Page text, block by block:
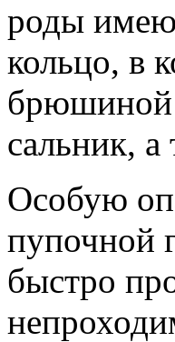
роды
кольцо, в
брюшиной
сальник, а
Особую
пупочной
быстро